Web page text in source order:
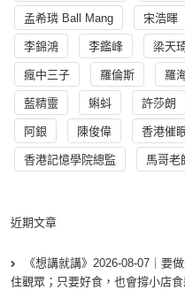
孟希璘 Ball Mang 宋浩暉
李錦鴻 李鑑峰 梁天
瘋中三子 羅倫斯 羅
藍精靈 蝌蚪 許莎朗
阿銀 陳俊偉 香港催
香港記憶學院總監 馬哥老
近期文章
《想講就講》2026-08-07｜要
住觀眾；只要好食，也會撐小店